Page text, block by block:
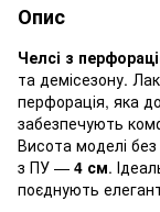
Опис
Челсі з
та демісезону.
перфорація, яка
забезпечують
Висота моделі
з ПУ — 4 см.
поєднують